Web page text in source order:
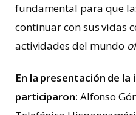
fundamental para que
continuar con sus vidas
actividades del mundo
En la presentación de
participaron: Alfonso